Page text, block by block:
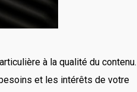
à la qualité du contenu.
et les intérêts de votre